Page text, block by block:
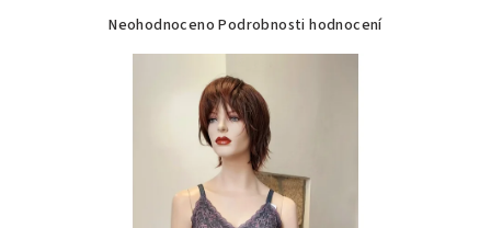
Průměrné
Neohodnoceno Podrobnosti hodnocení